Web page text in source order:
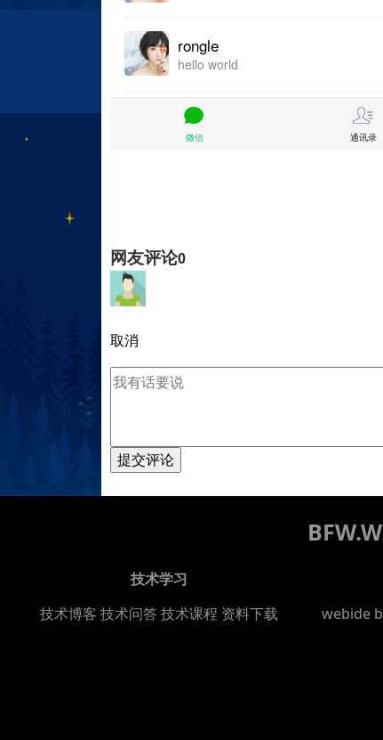
网友评论0
取消
提交评论
技术学习
技术博客 技术问答技术课程 资料下载
webide